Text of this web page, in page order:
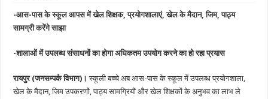
-आस-पास के स्कूल आपस में खेल शिक्षक, प्रयोगशालाएं, खेल के मैदान, जिम, पाठ्य
सामग्री करेंगे साझा
-शालाओं में उपलब्ध संसाधनों का होगा अधिकतम उपयोग करने का हो रहा प्रयास
रायपुर (जनसम्पर्क विभाग)।स्कूली बच्चे अब आस-पास के स्कूल में उपलब्ध प्रयोगशाला,
खेल के मैदान, जिम उपकरणों, पाठ्य सामग्रियों और खेल शिक्षकों के अनुभव का लाभ ले